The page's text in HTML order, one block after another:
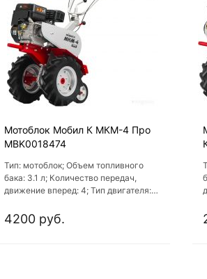
Мотоблок Мобил К МКМ-4 Про
MBK0018474
Тип: мотоблок; Объем топливного
бака: 3.1 л; Количество передач,
движение вперед: 4; Тип двигателя:
куб. см
4200 руб.